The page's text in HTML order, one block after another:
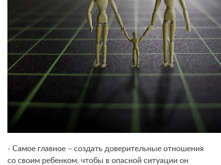
- Самое главное – создать доверительные отношения
со своим ребенком, чтобы в опасной ситуации он